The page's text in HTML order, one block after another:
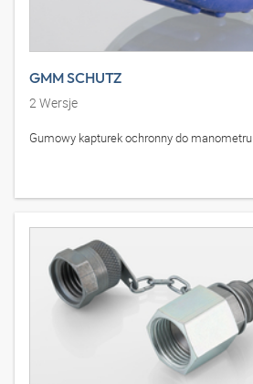
GMM SCHUTZ
2Wersje
Gumowy kapturek ochronny do manometru